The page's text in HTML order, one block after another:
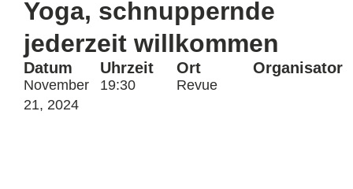
Yoga, schnuppernde
jederzeit willkommen
Datum
November
21, 2024
Uhrzeit
19:30
Ort
Revue
Organisator